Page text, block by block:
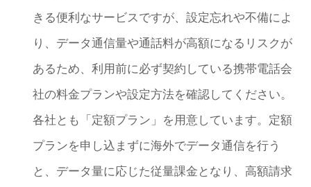
きる便利なサービスですが、設定忘れや不備によ
り、データ通信量や通話料が高額になるリスクが
あるため、利用前に必ず契約している携帯電話会
社の料金プランや設定方法を確認してください。
各社とも「定額プラン」を用意しています。定額
プランを申し込まずに海外でデータ通信を行う
と、データ量に応じた従量課金となり、高額請求